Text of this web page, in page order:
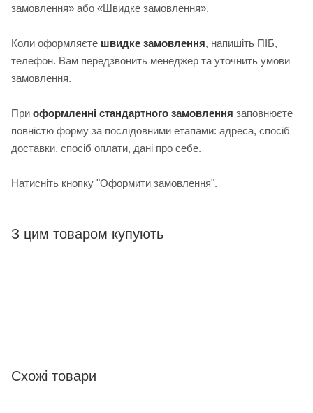
замовлення» або «Швидке замовлення».
Коли оформляєте швидке замовлення, напишіть ПІБ,
телефон. Вам передзвонить менеджер та уточнить умови
замовлення.
При оформленні стандартного замовлення заповнюєте
повністю форму за послідовними етапами: адреса, спосіб
доставки, спосіб оплати, дані про себе.
Натисніть кнопку "Оформити замовлення".
З цим товаром купують
Схожі товари